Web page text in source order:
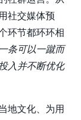
社交媒体预
环节都环环相
条可以一蹴而
入并不断优化
地文化、为用